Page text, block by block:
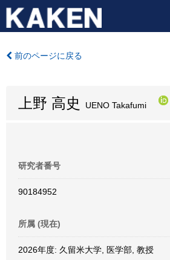
前のページに戻る
上野 高史 UENO Takafumi
研究者番号
90184952
所属 (現在)
2026年度: 久留米大学, 医学部, 教授